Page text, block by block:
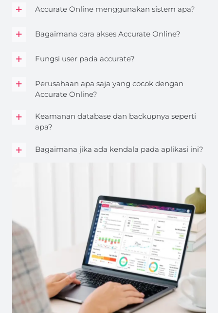
Accurate Online menggunakan sistem apa?
Bagaimana cara akses Accurate Online?
Fungsi user pada accurate?
Perusahaan apa saja yang cocok dengan
Accurate Online?
Keamanan database dan backupnya seperti
apa?
Bagaimana jika ada kendala pada aplikasi ini?